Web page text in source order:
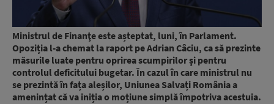
Ministrul de Finanţe este așteptat, luni, în Parlament.
Opoziția l-a chemat la raport pe Adrian Câciu, ca să prezinte
măsurile luate pentru oprirea scumpirilor şi pentru
controlul deficitului bugetar. În cazul în care ministrul nu
se prezintă în fața aleșilor, Uniunea Salvați România a
amenințat că va iniția o moțiune simplă împotriva acestuia.